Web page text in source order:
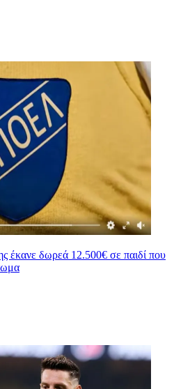
έκανε δωρεά 12.500€ σε παιδί που